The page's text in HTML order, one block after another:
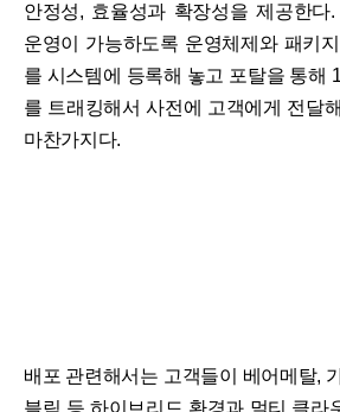
안정성, 효율성과 확장성을 제공한다
운영이 가능하도록 운영체제와 패키
를 시스템에 등록해 놓고 포탈을 통해
를 트래킹해서 사전에 고객에게 전달
마찬가지다.
배포 관련해서는 고객들이 베어메탈,